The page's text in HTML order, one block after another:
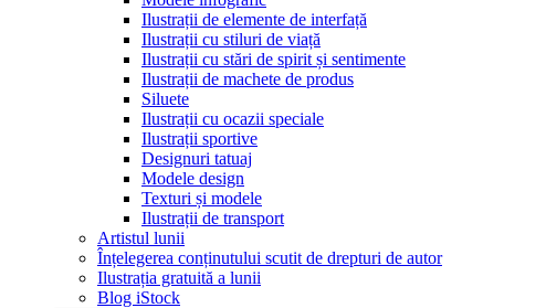
Ilustrații de elemente de interfață
Ilustrații cu stiluri de viață
Ilustrații cu stări de spirit și sentimente
Ilustrații de machete de produs
Siluete
Ilustrații cu ocazii speciale
Ilustrații sportive
Designuri tatuaj
Modele design
Texturi și modele
Ilustrații de transport
Artistul lunii
Înțelegerea conținutului scutit de drepturi de autor
Ilustrația gratuită a lunii
Blog iStock